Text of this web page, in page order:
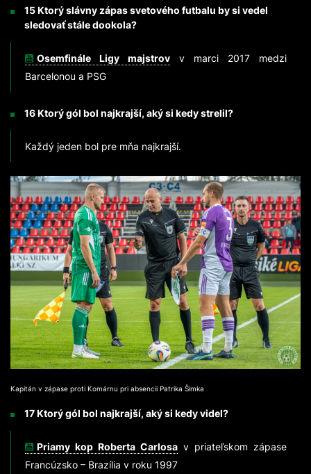
15 Ktorý slávny zápas svetového futbalu by si vedel
sledovať stále dookola?
Osemfinále Ligy majstrov v marci 2017 medzi
Barcelonou a PSG
16 Ktorý gól bol najkrajší, aký si kedy strelil?
Každý jeden bol pre mňa najkrajší.
Kapitán v zápase proti Komárnu pri absencii Patrika Šimka
17 Ktorý gól bol najkrajší, aký si kedy videl?
Priamy kop Roberta Carlosa v priateľskom zápase
Francúzsko – Brazília v roku 1997